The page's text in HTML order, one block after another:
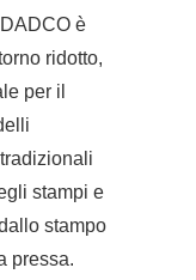
è
ridotto,
per il
stampi e
stampo
pressa.